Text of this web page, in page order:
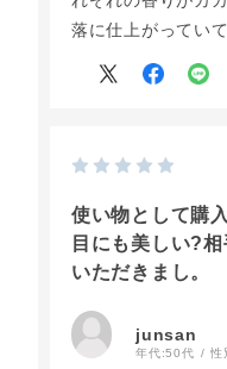
落に仕上がってい
使い物として購
目にも美しい?
いただきまし。
junsan
年代:50代 性